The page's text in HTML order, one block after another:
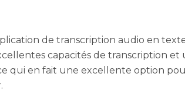
de transcription audio en
capacités de transcription et
qui en fait une excellente option